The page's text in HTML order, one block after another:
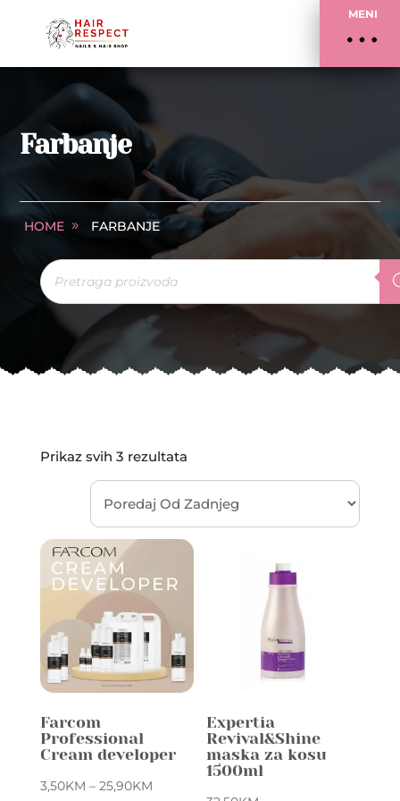
MENI
Farbanje
HOME FARBANJE
Products
search
Prikaz svih 3 rezultataSorted
latest
Farcom
Professional
Cream developer
3,50KM – 25,90KMPrice
Expertia
Revival&Shine
maska za kosu
1500ml